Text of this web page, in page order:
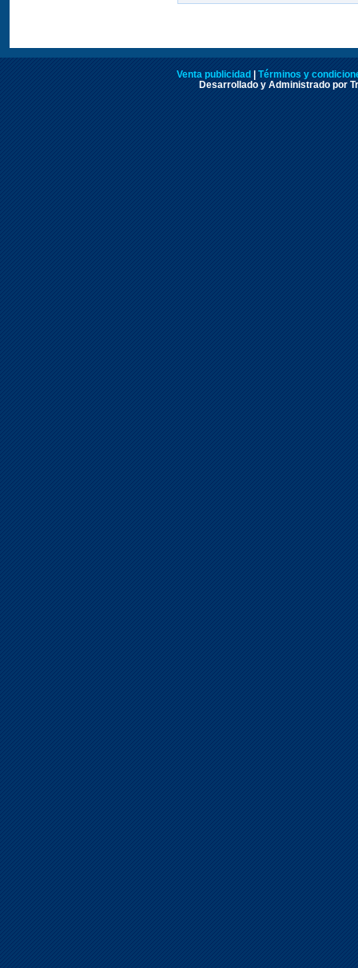
Venta publicidad | Términos y
Desarrollado y Administrado por